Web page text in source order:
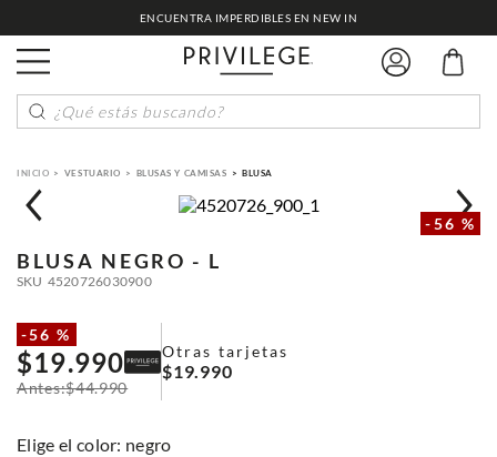
ENCUENTRA IMPERDIBLES EN NEW IN
¿Qué estás buscando?
VESTUARIO BLUSAS Y CAMISAS BLUSA
-56 %
BLUSA NEGRO - L
SKU 4520726030900
-56 %
$19.990
$44.990
Otras tarjetas
$19.990
: negro